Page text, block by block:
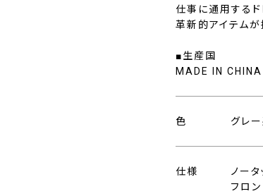
仕事に通用する
革新的アイテムが
■生産国
MADE IN CHINA
色 グレ
仕様
ノータ
フロ